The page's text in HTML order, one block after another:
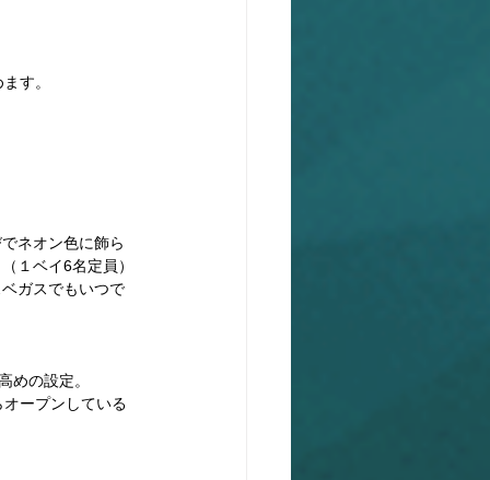
す。
ネオン色に飾ら
１ベイ6名定員）
ガスでもいつで
めの設定。
ープンしている